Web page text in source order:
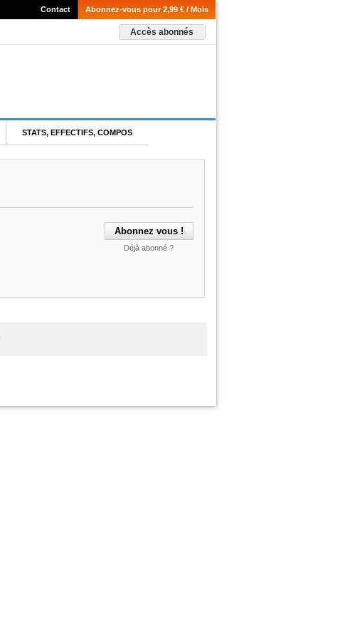
Abonnez-vous pour 2,99 € / Mois
Contact
Accès abonnés
STATS, EFFECTIFS, COMPOS
Déjà abonné ?